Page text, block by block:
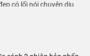
có lối nói chuyện dịu
đều hướng tới người
cho phái nữ.